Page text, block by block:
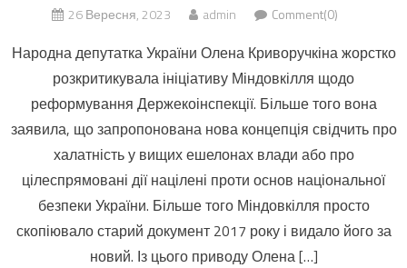
26 Вересня, 2023 admin Comment(0)
Народна депутатка України Олена Криворучкіна жорстко
розкритикувала ініціативу Міндовкілля щодо
реформування Держекоінспекції. Більше того вона
заявила, що запропонована нова концепція свідчить про
халатність у вищих ешелонах влади або про
цілеспрямовані дії націлені проти основ національної
безпеки України. Більше того Міндовкілля просто
скопіювало старий документ 2017 року і видало його за
новий. Із цього приводу Олена […]